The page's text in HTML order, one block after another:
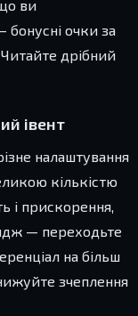
ви
очки за
дрібний
івент
налаштування
кількістю
і прискорення,
— переходьте
на більш
зчеплення